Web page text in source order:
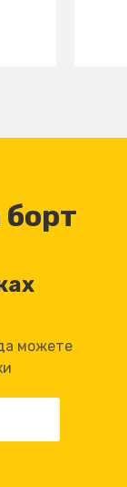
можете